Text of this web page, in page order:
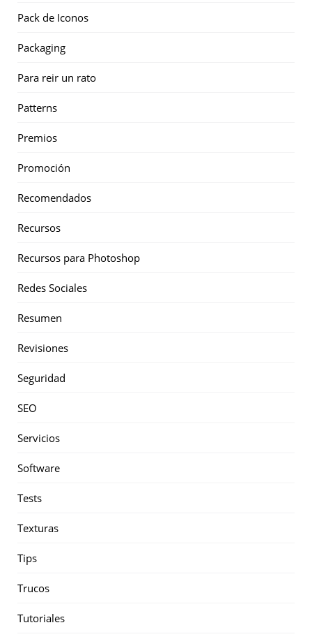
Pack de Iconos
Packaging
Para reir un rato
Patterns
Premios
Promoción
Recomendados
Recursos
Recursos para Photoshop
Redes Sociales
Resumen
Revisiones
Seguridad
SEO
Servicios
Software
Tests
Texturas
Tips
Trucos
Tutoriales